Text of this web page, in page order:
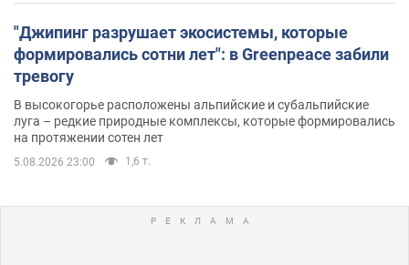
"Джипинг разрушает экосистемы, которые
формировались сотни лет": в Greenpeace забили
тревогу
В высокогорье расположены альпийские и субальпийские
луга – редкие природные комплексы, которые формировались
на протяжении сотен лет
5.08.2026 23:00 1,6 т.